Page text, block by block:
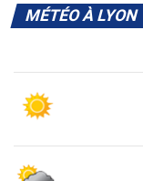
MÉTÉO À LYON